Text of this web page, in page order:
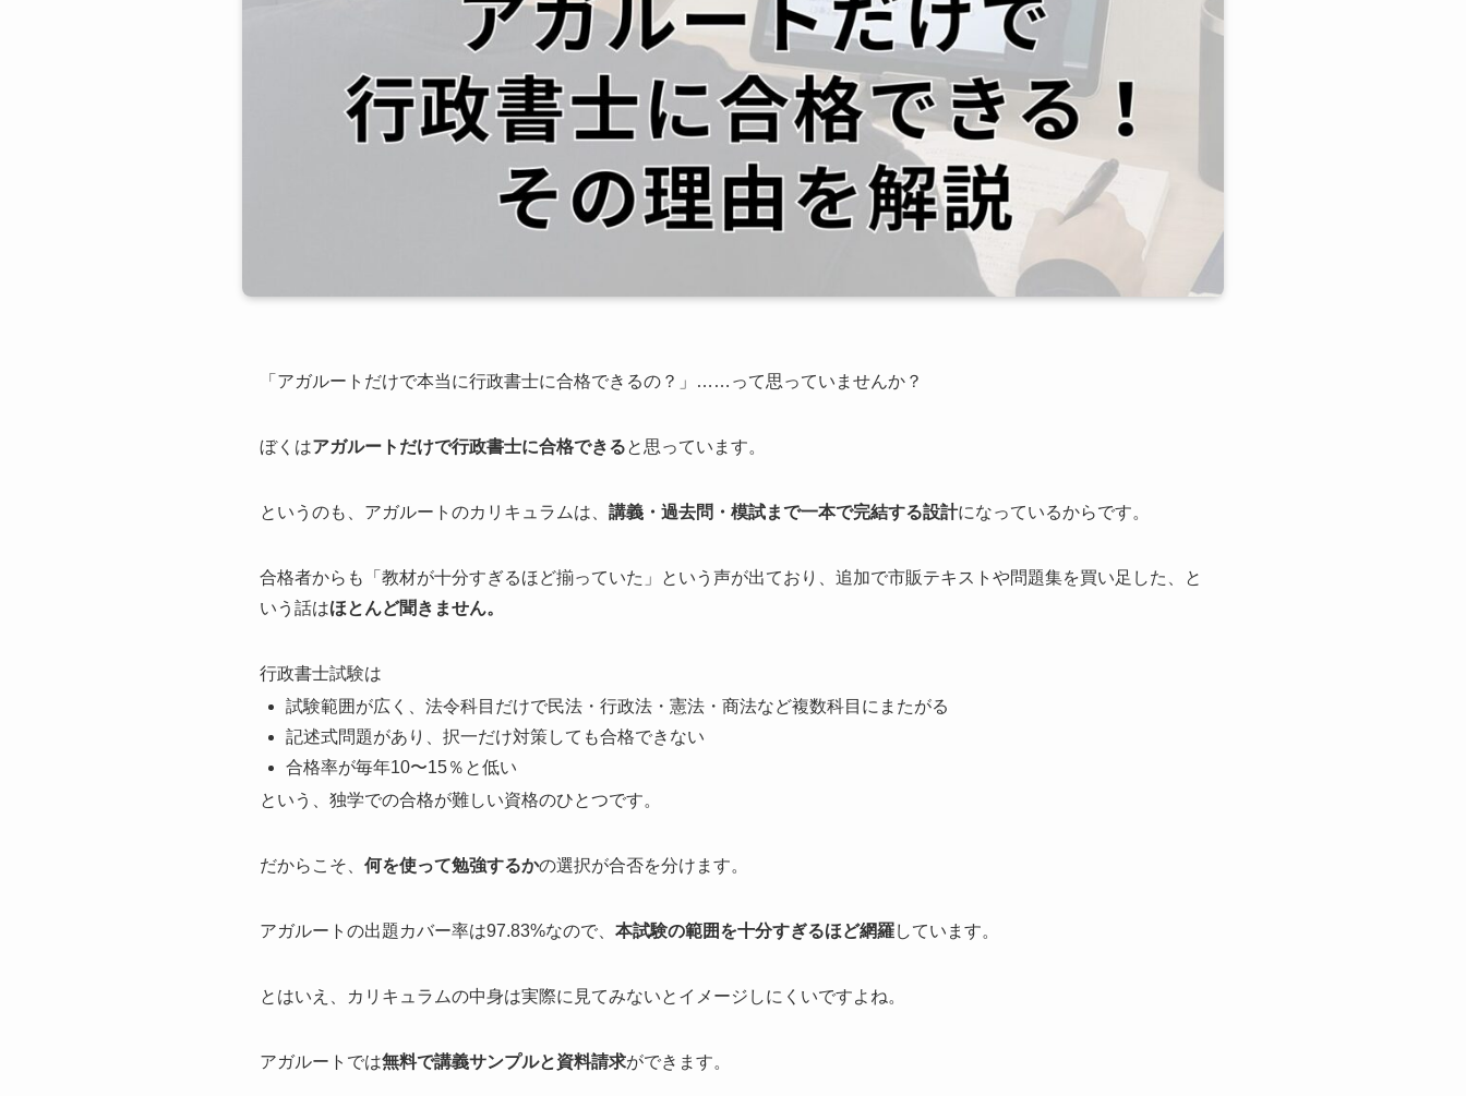
「アガルートだけで本当に行政書士に合格できるの？」……って思っていませんか？
ぼくはアガルートだけで行政書士に合格できると思っています。
というのも、アガルートのカリキュラムは、 講義・過去問・模試まで一本で完結する設計になっているからです。
合格者からも「教材が十分すぎるほど揃っていた」という声が出ており、追加で市販テキストや問題集を買い足した、と
いう話はほとんど聞きません。
行政書士試験は
試験範囲が広く、法令科目だけで民法・行政法・憲法・商法など複数科目にまたがる
記述式問題があり、択一だけ対策しても合格できない
合格率が毎年10〜15％と低い
という、独学での合格が難しい資格のひとつです。
だからこそ、 何を使って勉強するかの選択が合否を分けます。
アガルートの出題カバー率は97.83%なので、 本試験の範囲を十分すぎるほど網羅しています。
とはいえ、カリキュラムの中身は実際に見てみないとイメージしにくいですよね。
アガルートでは無料で講義サンプルと資料請求ができます。